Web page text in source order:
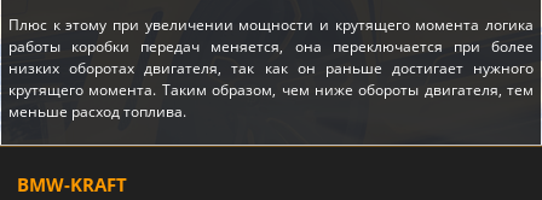
Плюс к этому при увеличении мощности и крутящего момента логика
работы коробки передач меняется, она переключается при более
низких оборотах двигателя, так как он раньше достигает нужного
крутящего момента. Таким образом, чем ниже обороты двигателя, тем
меньше расход топлива.
BMW-KRAFT